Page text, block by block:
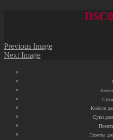
Previous Image
Next Image
Кобели
Суки
Пометы